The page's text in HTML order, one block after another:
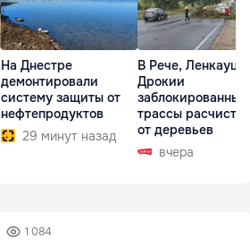
На Днестре
демонтировали
систему защиты от
нефтепродуктов
29 минут назад
В Рече,
Дрокии
заблокированные
трассы
от деревьев
вчера
1 084